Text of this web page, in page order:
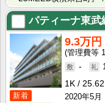
パティーナ東武
新着
9.3万円
-
1K
25.62
2020年5月